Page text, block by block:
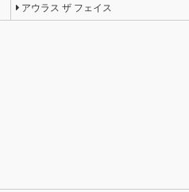
アウラス ザ フェイス